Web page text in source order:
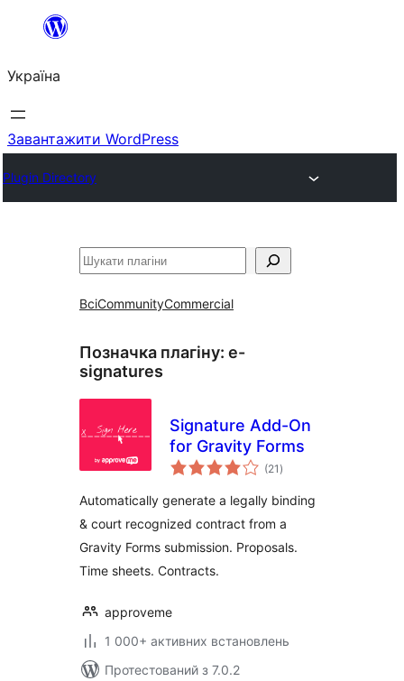
Перейти
вмісту
Україна
Завантажити WordPress
Plugin Directory
Пошук
ВсіCommunityCommercial
Позначка плагіну: e-
signatures
Signature Add-On
for Gravity Forms
(21 загальний
рейтинг
)
Automatically generate a legally binding
& court recognized contract from a
Gravity Forms submission. Proposals.
Time sheets. Contracts.
approveme
1 000+ активних встановлень
Протестований з 7.0.2